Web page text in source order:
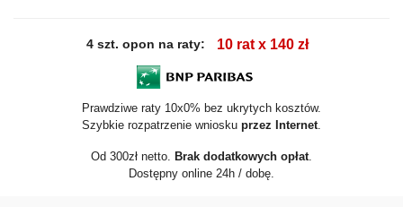
4 szt. opon na raty: 10 rat x 140 zł
Prawdziwe raty 10x0% bez ukrytych kosztów.
Szybkie rozpatrzenie wniosku przez Internet
Od 300zł netto. Brak dodatkowych opłat
Dostępny online 24h / dobę.